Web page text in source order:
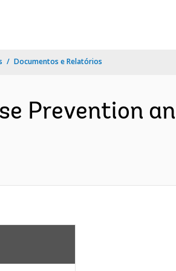
Documentos e Relatórios
Prevention